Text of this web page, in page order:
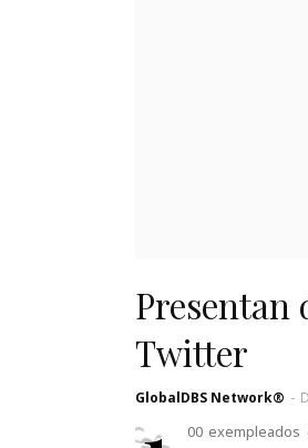
Presentan
Twitter
GlobalDBS Network® -
00